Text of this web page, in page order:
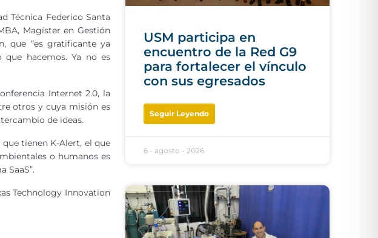
Técnica Federico Santa
Magíster en Gestión
que “es gratificante ya
hacemos. Ya no es
Internet 2.0, la
otros y cuya misión es
de ideas.
tienen K-Alert, el que
o humanos es
SaaS”.
Technology Innovation
USM participa en
encuentro de la Red G9
para fortalecer el vínculo
con sus egresados
Seguir Leyendo
6 - agosto - 2026